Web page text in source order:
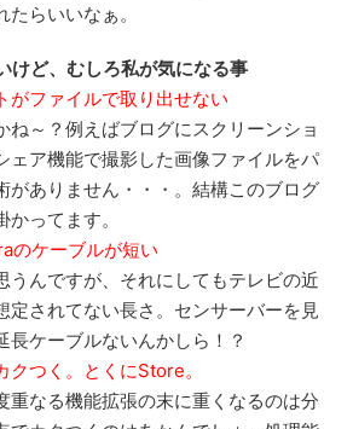
らいいなぁ。
ど、むしろ私が気になる事
がファイルで取り出せない
ね～？例えばブログにスクリーンショ
ェア機能で撮影した画像ファイルをパ
がありません・・・。結構このブログ
ってます。
のケーブルが短い
うんですが、それにしてもテレビの近
定されてない長さ。センサーバーを見
長ケーブルないんかしら！？
クつく。とくにStore。
重なる機能拡張の末に重くなるのは分